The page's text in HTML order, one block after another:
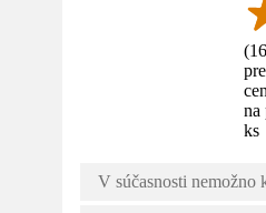
(
na
ks
V súčasnosti nemožno